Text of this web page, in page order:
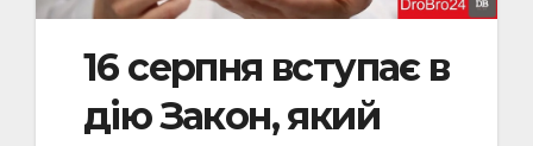
16 серпня вступає в
дію Закон, який